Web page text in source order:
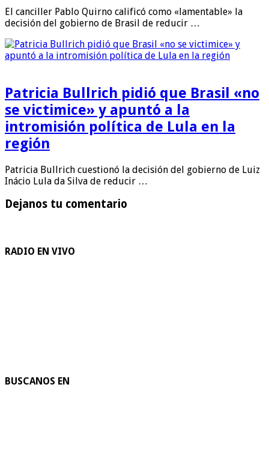
El canciller Pablo Quirno calificó como «lamentable» la
decisión del gobierno de Brasil de reducir …
Patricia Bullrich pidió que Brasil «no
se victimice» y apuntó a la
intromisión política de Lula en la
región
Patricia Bullrich cuestionó la decisión del gobierno de Luiz
Inácio Lula da Silva de reducir …
Dejanos tu comentario
RADIO EN VIVO
BUSCANOS EN